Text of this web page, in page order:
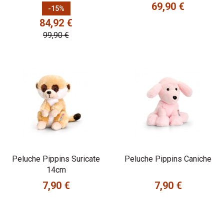
-15%
Prix
84,92 €
Prix de base
99,90 €
Prix
69,90 €
Peluche Pippins Suricate
14cm
Prix
7,90 €
Peluche Pippins Caniche
Prix
7,90 €